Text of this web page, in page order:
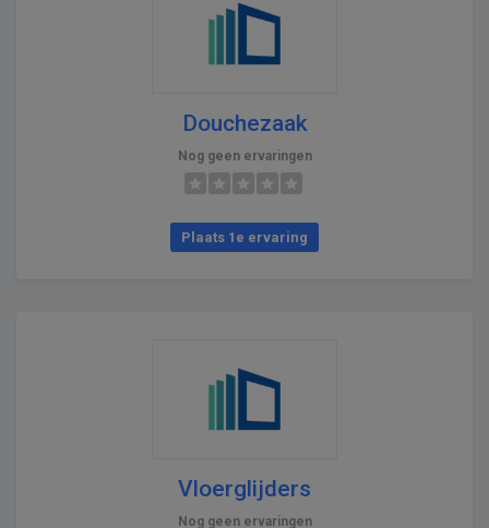
Douchezaak
Nog geen ervaringen
Plaats 1e ervaring
Vloerglijders
Nog geen ervaringen